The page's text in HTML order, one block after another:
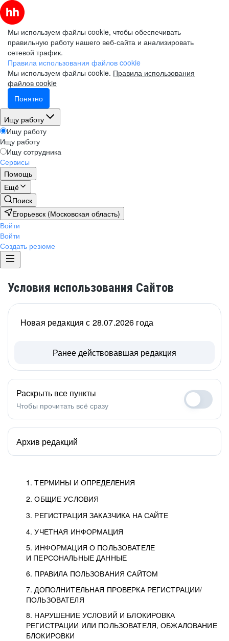
Мы используем файлы cookie, чтобы обеспечивать
правильную работу нашего веб-сайта и анализировать
сетевой трафик.
Правила использования файлов cookie
Мы используем файлы cookie. Правила использования
файлов cookie
Понятно
Ищу работу
Ищу работу
Ищу работу
Ищу сотрудника
Сервисы
Помощь
Ещё
Поиск
Егорьевск (Московская область)
Войти
Войти
Создать резюме
Условия использования Сайтов
1. ТЕРМИНЫ И ОПРЕДЕЛЕНИЯ
2. ОБЩИЕ УСЛОВИЯ
3. РЕГИСТРАЦИЯ ЗАКАЗЧИКА НА САЙТЕ
4. УЧЕТНАЯ ИНФОРМАЦИЯ
5. ИНФОРМАЦИЯ О ПОЛЬЗОВАТЕЛЕ
И ПЕРСОНАЛЬНЫЕ ДАННЫЕ
6. ПРАВИЛА ПОЛЬЗОВАНИЯ САЙТОМ
7. ДОПОЛНИТЕЛЬНАЯ ПРОВЕРКА РЕГИСТРАЦИИ/
ПОЛЬЗОВАТЕЛЯ
8. НАРУШЕНИЕ УСЛОВИЙ И БЛОКИРОВКА
РЕГИСТРАЦИИ ИЛИ ПОЛЬЗОВАТЕЛЯ, ОБЖАЛОВАНИЕ
БЛОКИРОВКИ
Новая редакция с 28.07.2026 года
Ранее действовавшая редакция
Раскрыть все пункты
Чтобы прочитать всё сразу
Архив редакций